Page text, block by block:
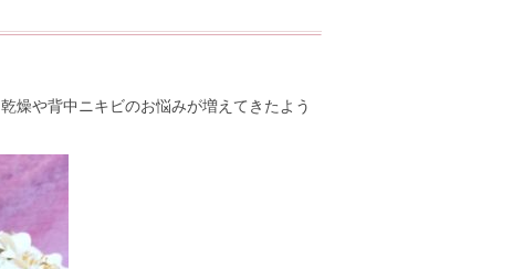
燥や背中ニキビのお悩みが増えてきたよう